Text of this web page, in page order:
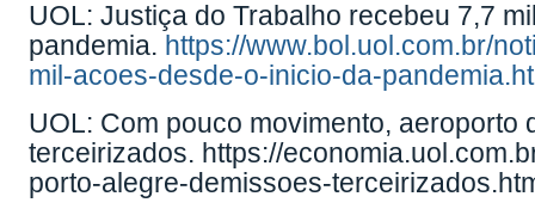
UOL: Justiça do Trabalho recebeu 7,7
pandemia. https://www.bol.uol.com.br/
mil-acoes-desde-o-inicio-da-
UOL: Com pouco movimento, aeroporto
terceirizados. https://
porto-alegre-demissoes-